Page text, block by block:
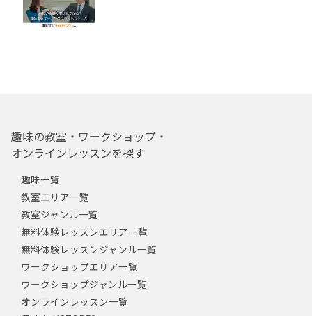
趣味の教室・ワークショップ・
オンラインレッスンを探す
趣味一覧
教室エリア一覧
教室ジャンル一覧
無料体験レッスンエリア一覧
無料体験レッスンジャンル一覧
ワークショップエリア一覧
ワークショップジャンル一覧
オンラインレッスン一覧